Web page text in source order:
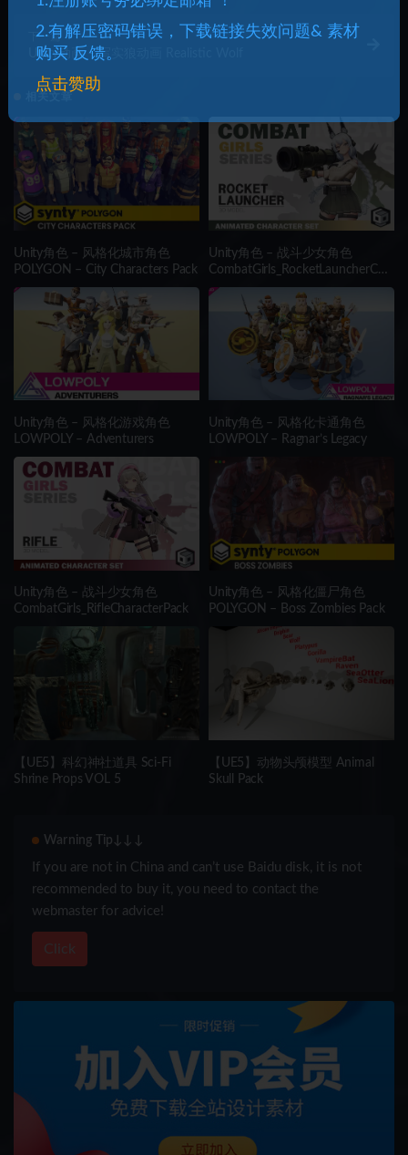
下一篇
Unity动画 – 写实狼动画 Realistic Wolf
Unity角色 – 风格化城市角色
POLYGON – City Characters Pack
Unity角色 – 战斗少女角色
CombatGirls_RocketLauncherCha
racterPack
Unity角色 – 风格化游戏角色
LOWPOLY – Adventurers
Unity角色 – 风格化卡通角色
LOWPOLY – Ragnar’s Legacy
Unity角色 – 战斗少女角色
CombatGirls_RifleCharacterPack
Unity角色 – 风格化僵尸角色
POLYGON – Boss Zombies Pack
【UE5】科幻神社道具 Sci-Fi
Shrine Props VOL 5
【UE5】动物头颅模型 Animal
Skull Pack
Warning Tip↓↓↓
If you are not in China and can’t use Baidu disk, it is not
recommended to buy it, you need to contact the
webmaster for advice!
Click
2.有解压密码错误，下载链接失效问题& 素材
购买 反馈。
点击赞助